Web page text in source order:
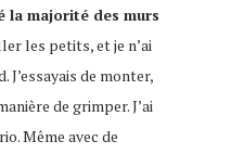
la majorité des murs
les petits, et je n’ai
de monter,
de grimper. J’ai
Même avec de